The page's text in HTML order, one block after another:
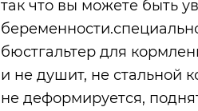
так что вы можете быть
бюстгальтер для
и не душит, не стальной
не деформируется,